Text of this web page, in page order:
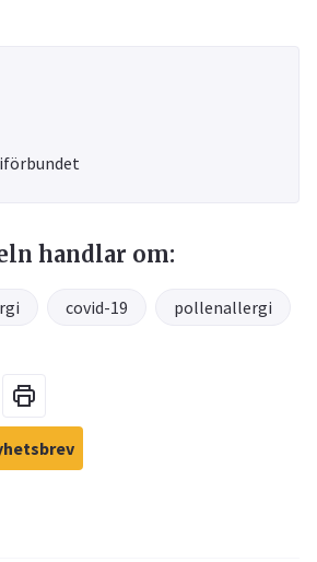
handlar om:
covid-19 pollenallergi